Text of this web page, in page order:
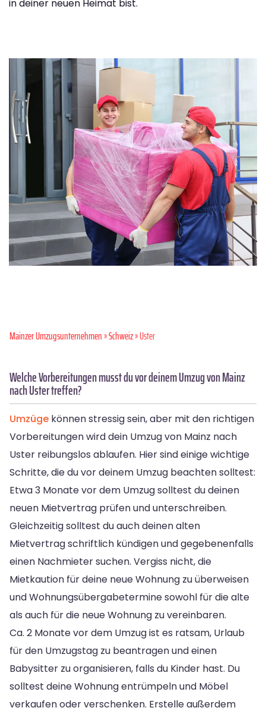
in deiner neuen Heimat bist.
Mainzer Umzugsunternehmen»Schweiz» Uster
Welche Vorbereitungen musst du vor deinem Umzug von Mainz
nach Uster treffen?
Umzüge können stressig sein, aber mit den richtigen
Vorbereitungen wird dein Umzug von Mainz nach
Uster reibungslos ablaufen. Hier sind einige wichtige
Schritte, die du vor deinem Umzug beachten solltest:
Etwa 3 Monate vor dem Umzug solltest du deinen
neuen Mietvertrag prüfen und unterschreiben.
Gleichzeitig solltest du auch deinen alten
Mietvertrag schriftlich kündigen und gegebenenfalls
einen Nachmieter suchen. Vergiss nicht, die
Mietkaution für deine neue Wohnung zu überweisen
und Wohnungsübergabetermine sowohl für die alte
als auch für die neue Wohnung zu vereinbaren.
Ca. 2 Monate vor dem Umzug ist es ratsam, Urlaub
für den Umzugstag zu beantragen und einen
Babysitter zu organisieren, falls du Kinder hast. Du
solltest deine Wohnung entrümpeln und Möbel
verkaufen oder verschenken. Erstelle außerdem